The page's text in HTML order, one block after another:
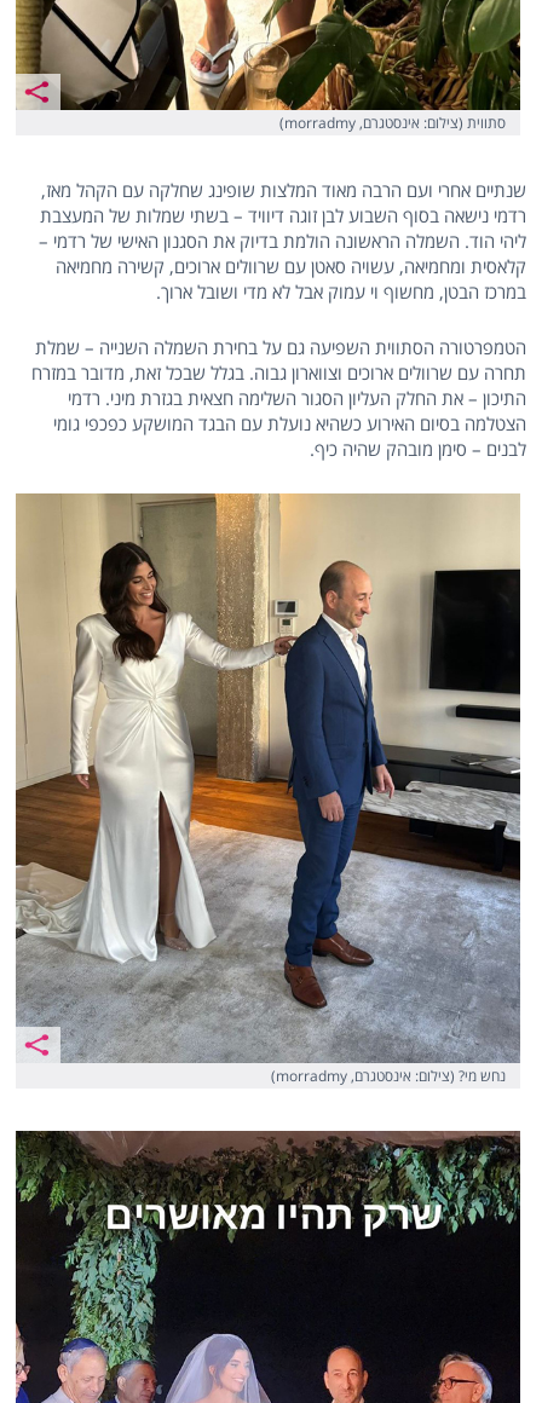
סתווית (צילום: אינסטגרם, morradmy)
שנתיים אחרי ועם הרבה מאוד המלצות שופינג שחלקה עם הקהל מאז,
רדמי נישאה בסוף השבוע לבן זוגה דיוויד – בשתי שמלות של המעצבת
ליהי הוד. השמלה הראשונה הולמת בדיוק את הסגנון האישי של רדמי –
קלאסית ומחמיאה, עשויה סאטן עם שרוולים ארוכים, קשירה מחמיאה
במרכז הבטן, מחשוף וי עמוק אבל לא מדי ושובל ארוך.
הטמפרטורה הסתווית השפיעה גם על בחירת השמלה השנייה – שמלת
תחרה עם שרוולים ארוכים וצווארון גבוה. בגלל שבכל זאת, מדובר במזרח
התיכון – את החלק העליון הסגור השלימה חצאית בגזרת מיני. רדמי
הצטלמה בסיום האירוע כשהיא נועלת עם הבגד המושקע כפכפי גומי
לבנים – סימן מובהק שהיה כיף.
נחש מי? (צילום: אינסטגרם, morradmy)